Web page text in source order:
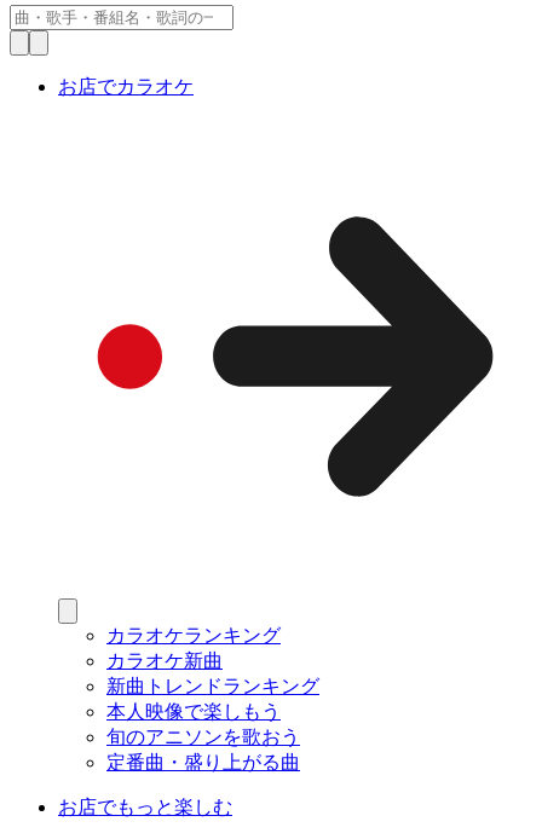
お店でカラオケ
カラオケランキング
カラオケ新曲
新曲トレンドランキング
本人映像で楽しもう
旬のアニソンを歌おう
定番曲・盛り上がる曲
お店でもっと楽しむ